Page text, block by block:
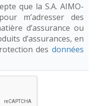
que la S.A. AIMO-
m’adresser des
d’assurance ou
d’assurances, en
des données